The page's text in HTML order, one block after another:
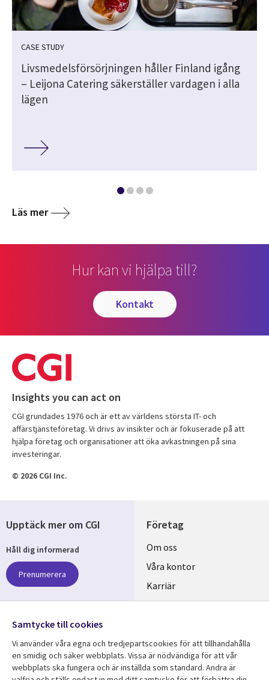
CASE STUDY
Livsmedelsförsörjningen håller Finland igång
– Leijona Catering säkerställer vardagen i alla
lägen
Läs mer
Hur kan vi hjälpa till?
kontakt
Insights you can act on
CGI grundades 1976 och är ett av världens största IT- och
affärstjänsteföretag. Vi drivs av insikter och är fokuserade på att
hjälpa företag och organisationer att öka avkastningen på sina
investeringar.
© 2026 CGI Inc.
Företag
Useful
links
SWEDEN
Om oss
Våra kontor
Karriär
Hållbarhet
Upptäck mer om CGI
Håll dig informerad
Prenumerera
Följ oss
Social
Media
Samtycke till cookies
Vi använder våra egna och tredjepartscookies för att tillhandahålla
en smidig och säker webbplats. Vissa är nödvändiga för att vår
webbplats ska fungera och är inställda som standard. Andra är